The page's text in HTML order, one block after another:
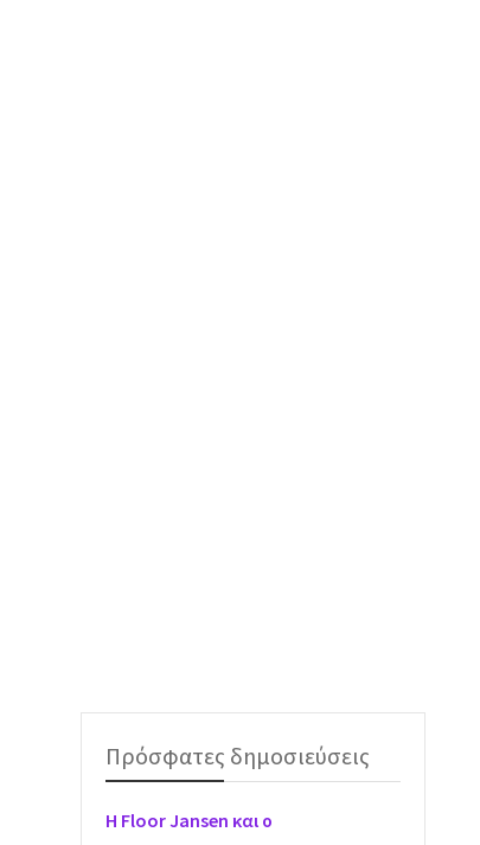
Πρόσφατες δημοσιεύσεις
H Floor Jansen και ο